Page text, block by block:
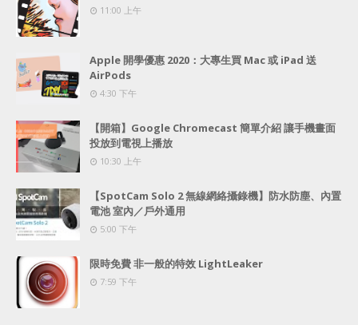
11:00 上午
Apple 開學優惠 2020：大專生買 Mac 或 iPad 送
AirPods
4:30 下午
【開箱】Google Chromecast 簡單介紹 讓手機畫面
投放到電視上播放
10:30 上午
【SpotCam Solo 2 無線網絡攝錄機】防水防塵、內置
電池 室內／戶外通用
5:00 下午
限時免費 非一般的特效 LightLeaker
7:59 下午